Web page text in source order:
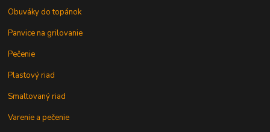
Obuváky do topánok
Panvice na grilovanie
Pečenie
Plastový riad
Smaltovaný riad
Varenie a pečenie